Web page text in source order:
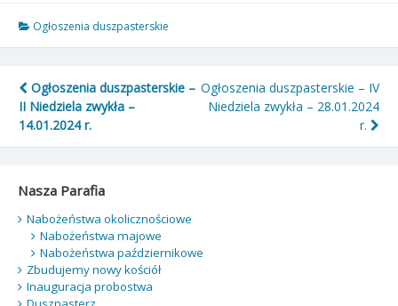
Ogłoszenia duszpasterskie
Nawigacja
wpisu
Ogłoszenia duszpasterskie –
II Niedziela zwykła –
14.01.2024 r.
Ogłoszenia duszpasterskie – IV
Niedziela zwykła – 28.01.2024
r.
Nasza Parafia
Nabożeństwa okolicznościowe
Nabożeństwa majowe
Nabożeństwa październikowe
Zbudujemy nowy kościół
Inauguracja probostwa